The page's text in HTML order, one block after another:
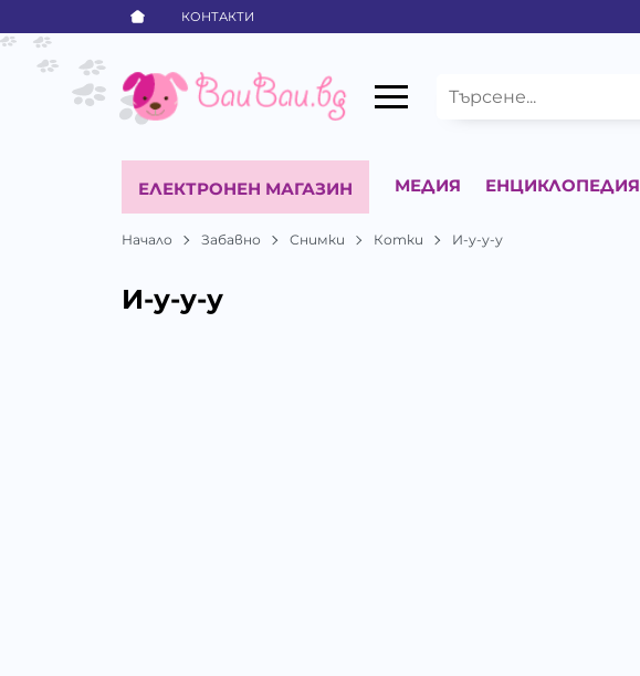
КОНТАКТИ
ЕЛЕКТРОНЕН МАГАЗИН МЕДИЯ ЕНЦИКЛОПЕДИЯ
Начало Забавно Снимки Котки И-у-у-у
И-у-у-у